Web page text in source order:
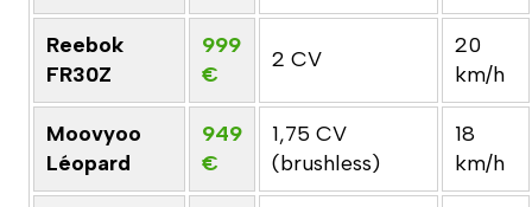
Reebok
FR30Z
999
€
2 CV
20
km/h
Moovyoo
Léopard
949
€
1,75 CV
(brushless)
18
km/h